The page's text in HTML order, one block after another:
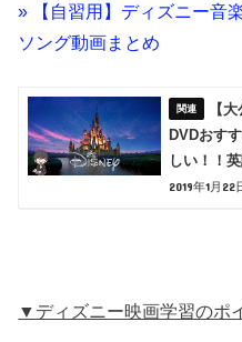
» 【自習用】ディズニー音
ソング動画まとめ
【
DVDおす
しい！！
2019年1月22
▼ディズニー映画学習のポ